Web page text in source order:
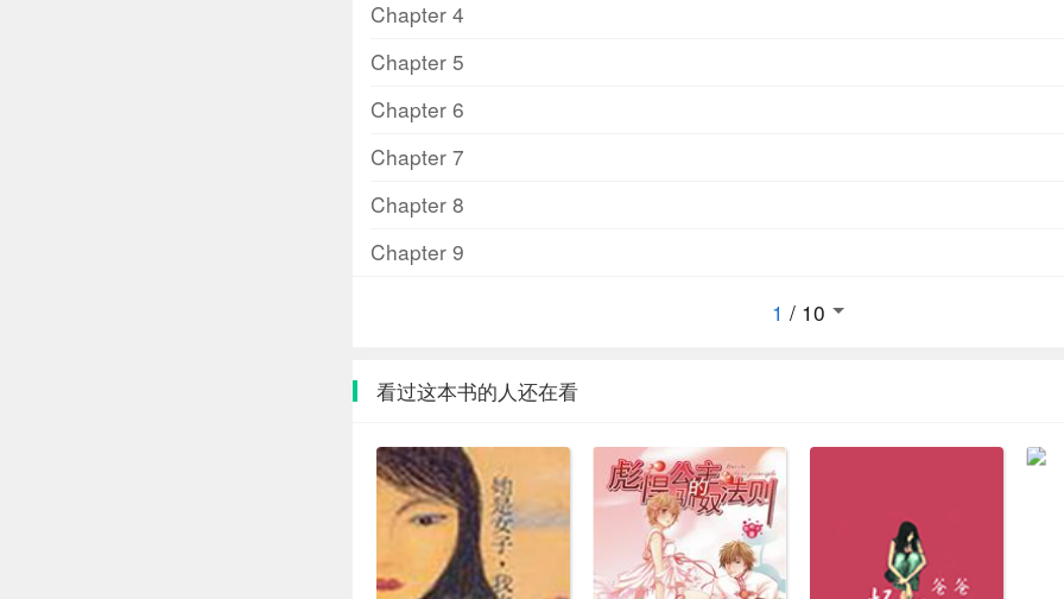
Chapter 4
Chapter 5
Chapter 6
Chapter 7
Chapter 8
Chapter 9
1 / 10
看过这本书的人还在看